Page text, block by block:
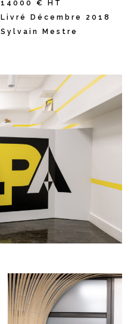
14000 € HT
Livré Décembre 2018
Sylvain Mestre